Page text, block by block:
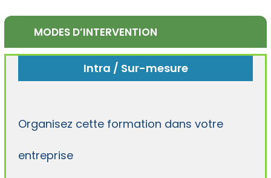
MODES D’INTERVENTION
Intra / Sur-mesure
Organisez cette formation dans votre
entreprise